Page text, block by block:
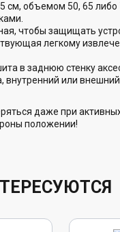
объемом 50, 65
чтобы защищать
легкому
в заднюю стенку
или
даже при
положении!